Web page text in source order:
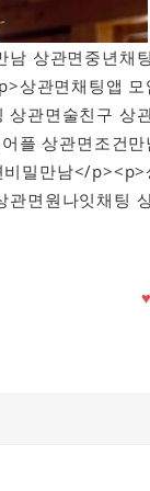
남 상관면중년채
상관면채팅앱 모
상관면술친구 상
플 상관면조건만
비밀만남</p><p>
관면원나잇채팅